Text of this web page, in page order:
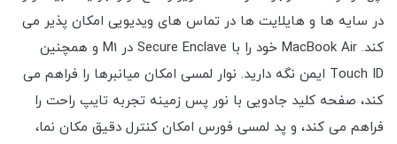
در سایه ها و هایلایت ها در تماس های ویدیویی امکان پذیر می
کند. MacBook Air خود را با Secure Enclave در M1 و همچنین
Touch ID ایمن نگه دارید. نوار لمسی امکان میانبرها را فراهم می
کند، صفحه کلید جادویی با نور پس زمینه تجربه تایپ راحت را
فراهم می کند، و پد لمسی فورس امکان کنترل دقیق مکان نما،